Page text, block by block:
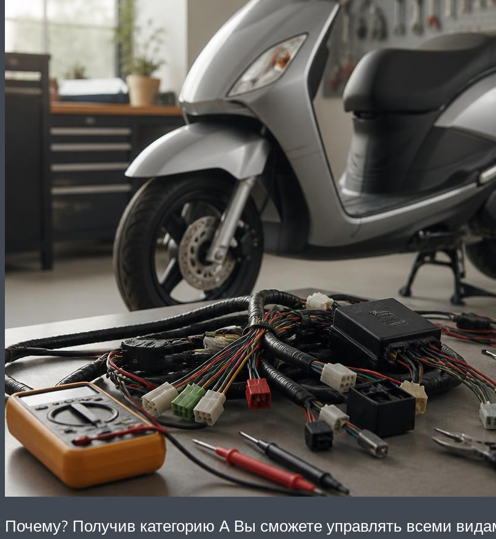
Почему? Получив категорию А Вы сможете управлять всеми